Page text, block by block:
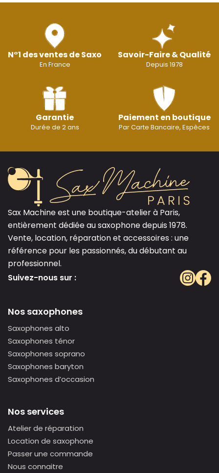
N°1 des ventes de Saxo
En France
Savoir-Faire & Qualité
Depuis 1978
Garantie
Durée de 2 ans
Paiement en boutique
Par Carte Bancaire, Espèces
Sax Machine est une boutique-atelier à Paris,
entièrement dédiée au saxophone depuis 1978.
Vente, location, réparation et accessoires : une
référence pour les passionnés, du débutant au
professionnel.
Suivez-nous sur :
Nos saxophones
Saxophones alto
Saxophones ténor
Saxophones soprano
Saxophones baryton
Saxophones d’occasion
Nos services
Atelier de réparation
Location de saxophone
Passer une commande
Nous connaitre